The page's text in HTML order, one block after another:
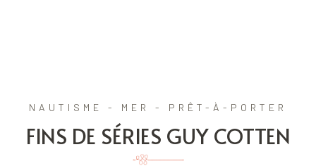
NAUTISME - MER - PRÊT-À-PORTER
FINS DE SÉRIES GUY COTTEN